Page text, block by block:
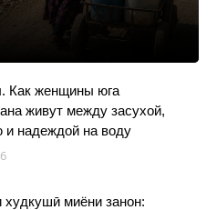
Как женщины юга
живут между засухой,
и надеждой на воду
худкушӣ миёни занон: